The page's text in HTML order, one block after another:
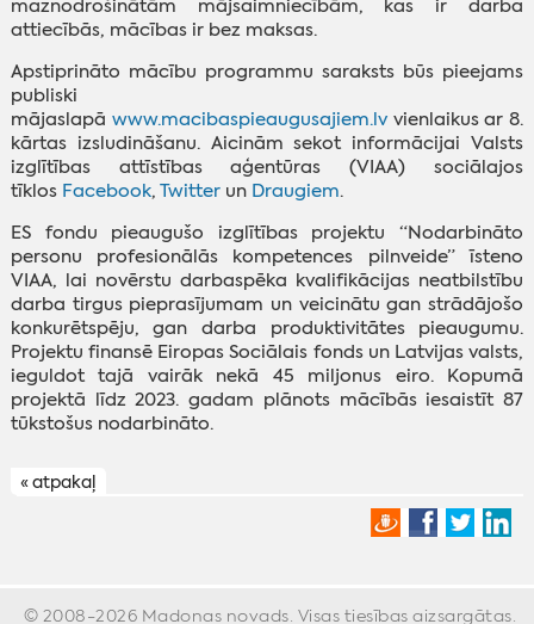
maznodrošinātām mājsaimniecībām, kas ir darba
attiecībās, mācības ir bez maksas.
Apstiprināto mācību programmu saraksts būs pieejams
publiski
mājaslapā www.macibaspieaugusajiem.lvvienlaikus ar 8.
kārtas izsludināšanu. Aicinām sekot informācijai Valsts
izglītības attīstības aģentūras (VIAA) sociālajos
tīklos Facebook, Twitterun Draugiem.
ES fondu pieaugušo izglītības projektu “Nodarbināto
personu profesionālās kompetences pilnveide” īsteno
VIAA, lai novērstu darbaspēka kvalifikācijas neatbilstību
darba tirgus pieprasījumam un veicinātu gan strādājošo
konkurētspēju, gan darba produktivitātes pieaugumu.
Projektu finansē Eiropas Sociālais fonds un Latvijas valsts,
ieguldot tajā vairāk nekā 45 miljonus eiro. Kopumā
projektā līdz 2023. gadam plānots mācībās iesaistīt 87
tūkstošus nodarbināto.
« atpakaļ
© 2008-2026 Madonas novads. Visas tiesības aizsargātas.